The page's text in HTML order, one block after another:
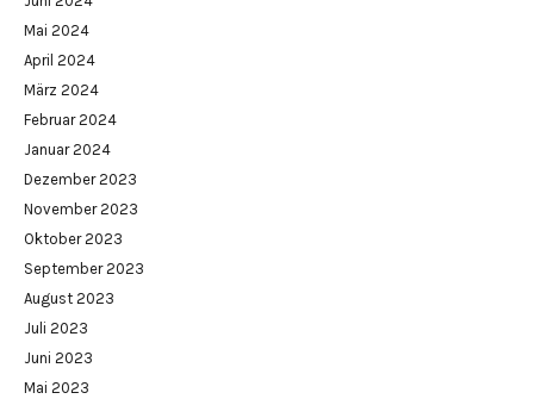
Mai 2024
April 2024
März 2024
Februar 2024
Januar 2024
Dezember 2023
November 2023
Oktober 2023
September 2023
August 2023
Juli 2023
Juni 2023
Mai 2023